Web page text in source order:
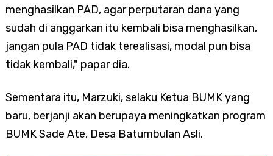
menghasilkan PAD, agar perputaran dana yang
sudah di anggarkan itu kembali bisa menghasilkan,
jangan pula PAD tidak terealisasi, modal pun bisa
tidak kembali," papar dia.
Sementara itu, Marzuki, selaku Ketua BUMK yang
baru, berjanji akan berupaya meningkatkan program
BUMK Sade Ate, Desa Batumbulan Asli.